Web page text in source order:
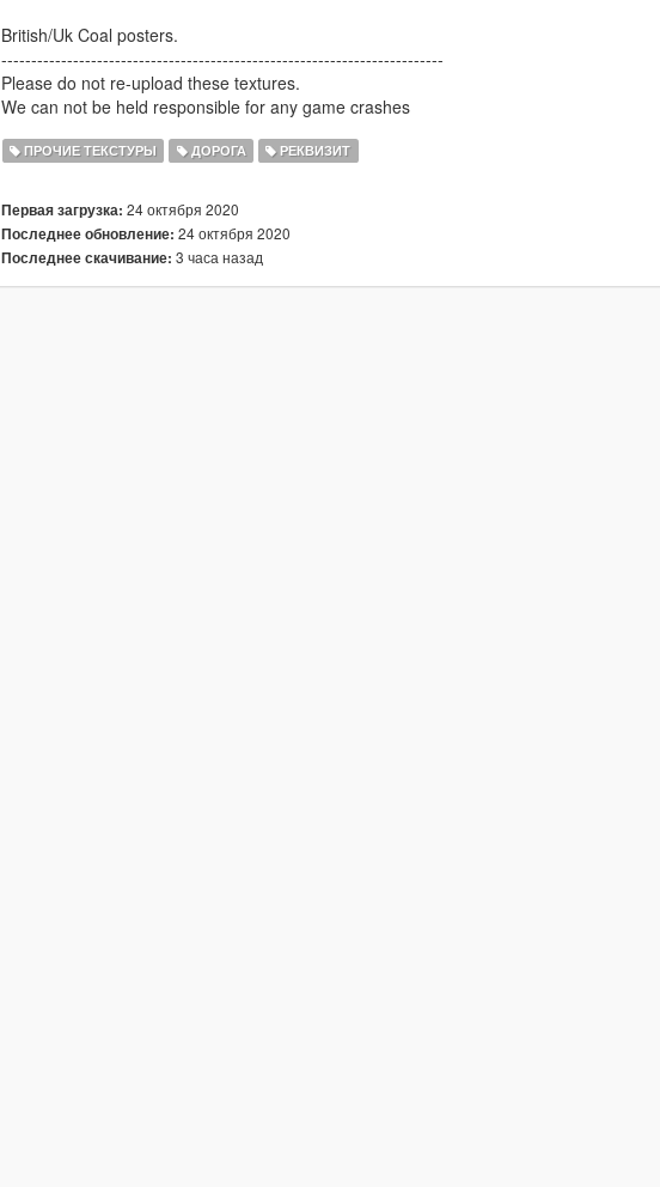
British/Uk Coal posters.
--------------------------------------------------------------------------
Please do not re-upload these textures.
We can not be held responsible for any game crashes
ПРОЧИЕ ТЕКСТУРЫ ДОРОГА РЕКВИЗИТ
Первая загрузка: 24 октября 2020
Последнее обновление: 24 октября 2020
Последнее скачивание: 3 часа назад